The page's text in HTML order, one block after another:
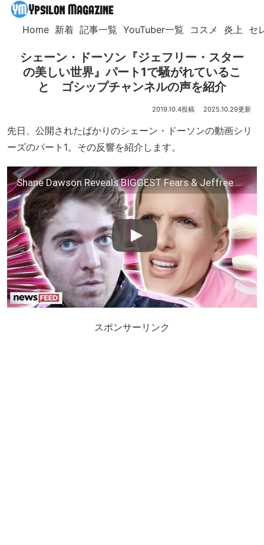
Home 新着 記事一覧 YouTuber一覧 コスメ 炎上 セ
シェーン・ドーソン『ジェフリー・スター
の美しい世界』パート1で騒がれているこ
と ゴシップチャンネルの声を紹介
2019.10.4 2025.10.29
先日、公開されたばかりのシェーン・ドーソンの動画シリ
ーズのパート1。その反響を紹介します。
Shane Dawson Reveals BIGGEST Fears & Jeffree Star Conspiracy Theory!
スポンサーリンク